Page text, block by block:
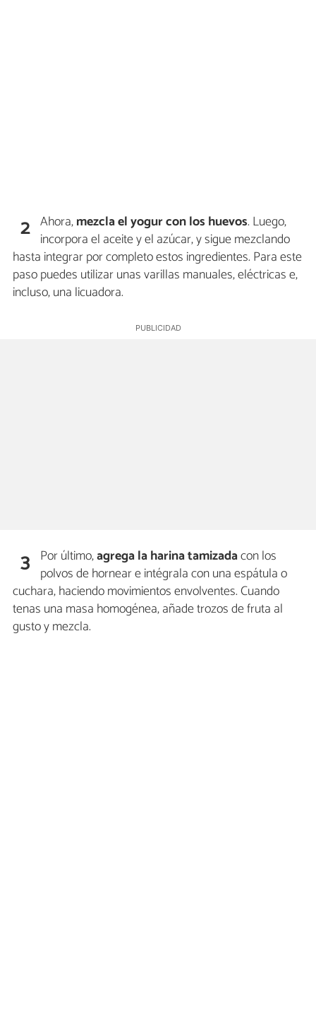
2 Ahora,mezcla el yogur con los huevos. Luego,
incorpora el aceite y el azúcar, y sigue mezclando
hasta integrar por completo estos ingredientes. Para este
paso puedes utilizar unas varillas manuales, eléctricas e,
incluso, una licuadora.
3 Por último,agrega la harina tamizadacon los
polvos de hornear e intégrala con una espátula o
cuchara, haciendo movimientos envolventes. Cuando
tenas una masa homogénea, añade trozos de fruta al
gusto y mezcla.